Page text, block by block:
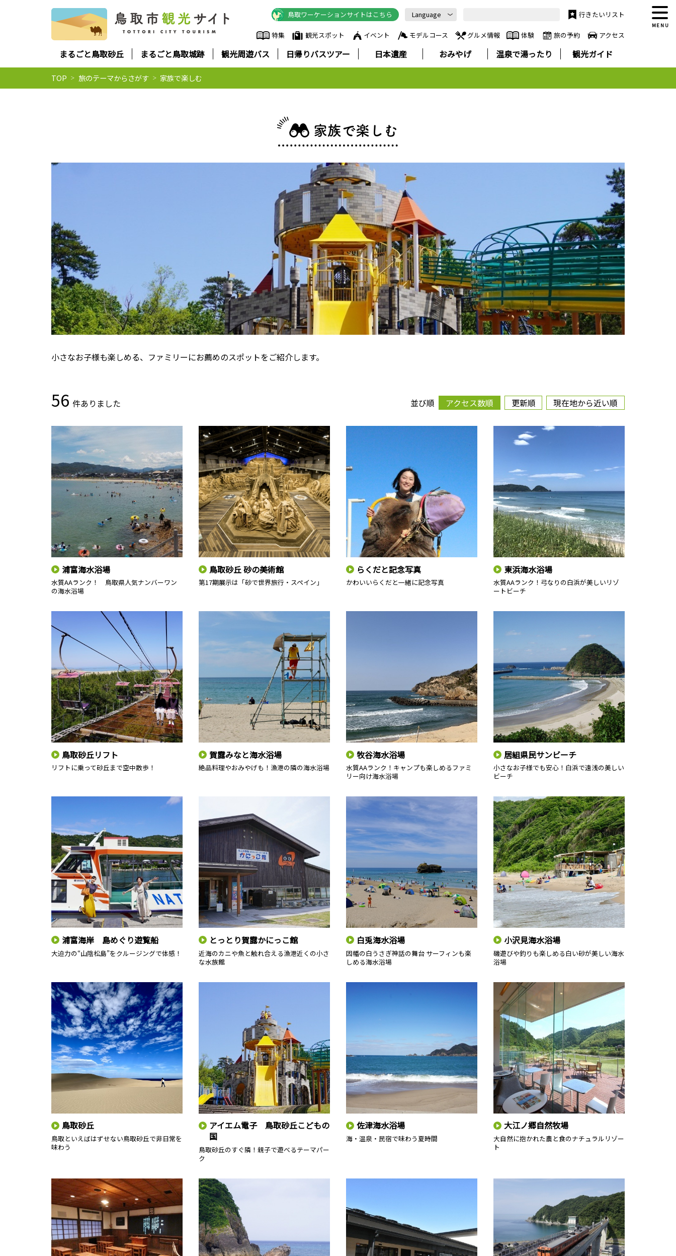
MENU
特集 観光スポット イベント モデルコース グルメ情報 体験 旅の予約 アクセス
Language
中文简体
中文繁體
한국어
ภาษาไทย
行きたいリスト
鳥取ワーケーションサイトはこちら
まるごと鳥取砂丘 まるごと鳥取城跡 観光周遊バス 日帰りバスツアー 日本遺産 おみやげ 温泉で湯ったり 観光ガイド
TOP 旅のテーマからさがす 家族で楽しむ
家族で楽しむ
小さなお子様も楽しめる、ファミリーにお薦めのスポットをご紹介します。
56 件ありました 並び順 アクセス数順 更新順 現在地から近い順
浦富海水浴場
水質AAランク！ 鳥取県人気ナンバーワン
の海水浴場
鳥取砂丘 砂の美術館
第17期展示は「砂で世界旅行・スペイン」
らくだと記念写真
かわいいらくだと一緒に記念写真
東浜海水浴場
水質AAランク！弓なりの白浜が美しいリゾ
ートビーチ
鳥取砂丘リフト
リフトに乗って砂丘まで空中散歩！
賀露みなと海水浴場
絶品料理やおみやげも！漁港の隣の海水浴場
牧谷海水浴場
水質AAランク！キャンプも楽しめるファミ
リー向け海水浴場
居組県民サンビーチ
小さなお子様でも安心！白浜で遠浅の美しい
ビーチ
浦富海岸 島めぐり遊覧船
大迫力の“山陰松島”をクルージングで体感！
とっとり賀露かにっこ館
近海のカニや魚と触れ合える漁港近くの小さ
な水族館
白兎海水浴場
因幡の白うさぎ神話の舞台 サーフィンも楽
しめる海水浴場
小沢見海水浴場
磯遊びや釣りも楽しめる白い砂が美しい海水
浴場
鳥取砂丘
鳥取といえばはずせない鳥取砂丘で非日常を
味わう
アイエム電子 鳥取砂丘こどもの
国
鳥取砂丘のすぐ隣！親子で遊べるテーマパー
ク
佐津海水浴場
海・温泉・民宿で味わう夏時間
大江ノ郷自然牧場
大自然に抱かれた農と食のナチュラルリゾー
ト